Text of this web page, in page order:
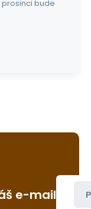
bude
e-mail